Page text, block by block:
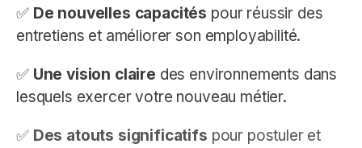
✅ De nouvelles capacités pour réussir des
entretiens et améliorer son employabilité.
✅ Une vision claire des environnements dans
lesquels exercer votre nouveau métier.
✅ Des atouts significatifs pour postuler et